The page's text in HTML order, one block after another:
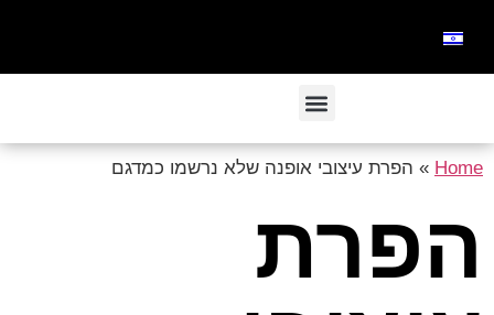
Home
» הפרת עיצובי אופנה שלא נרשמו כמדגם
הפרת